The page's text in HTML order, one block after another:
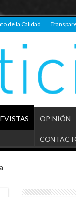
de la Calidad
OPINIÓN